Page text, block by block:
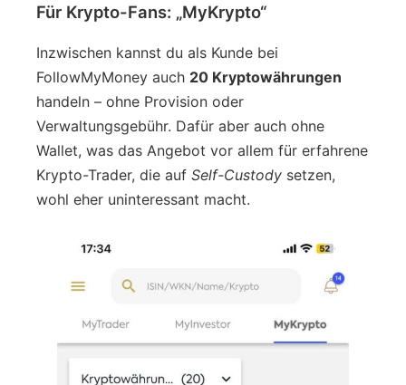
Für Krypto-Fans: „MyKrypto“
Inzwischen kannst du als Kunde bei
FollowMyMoney auch 20 Kryptowährungen
handeln – ohne Provision oder
Verwaltungsgebühr. Dafür aber auch ohne
Wallet, was das Angebot vor allem für erfahrene
Krypto-Trader, die auf Self-Custody setzen,
wohl eher uninteressant macht.